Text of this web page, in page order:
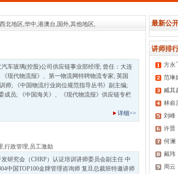
北地区,华中,港澳台,国外,其他地区,
车玻璃(控股)公司供应链事业部经理; 曾任：大连
现代物流报》、第一物流网特聘物流专家; 英国
师; 《中国物流行业岗位规范指导丛书》副主编;
成员; 《中国海关》、《现代物流报》供应链专栏
详细>>
,行政管理, 员工激励
研究会（CHRP）认证培训讲师委员会副主任 中
中国TOP100金牌管理咨询师 复旦总裁班特邀讲师
最新公
讲师排
方永
范琳
臧其
林俞
刘峰
许晋
何澜
戴玮
周云